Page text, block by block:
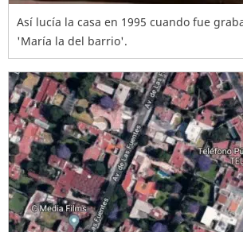
Así lucía la casa en 1995 cuando fue
'María la del barrio'.